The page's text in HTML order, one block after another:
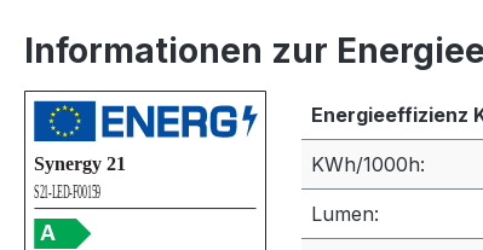
Informationen zur
Energieeffizienz
KWh/1000h:
Lumen: